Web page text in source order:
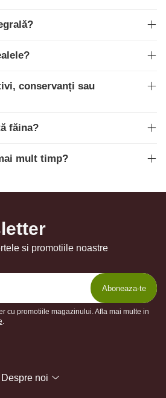
conservanți sau
făina?
mult timp?
si promotiile noastre
cu promotiile magazinului. Afla mai multe in
.
Despre noi